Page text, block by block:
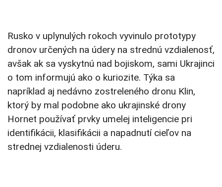
Rusko v uplynulých rokoch vyvinulo prototypy
dronov určených na údery na strednú vzdialenosť,
avšak ak sa vyskytnú nad bojiskom, sami Ukrajinci
o tom informujú ako o kuriozite. Týka sa
napríklad aj nedávno zostreleného dronu Klin,
ktorý by mal podobne ako ukrajinské drony
Hornet používať prvky umelej inteligencie pri
identifikácii, klasifikácii a napadnutí cieľov na
strednej vzdialenosti úderu.